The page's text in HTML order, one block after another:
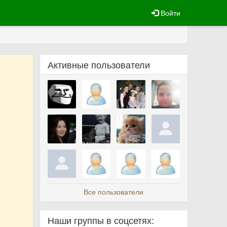
Войти
Активные пользователи
Все пользователи
Наши группы в соцсетях: